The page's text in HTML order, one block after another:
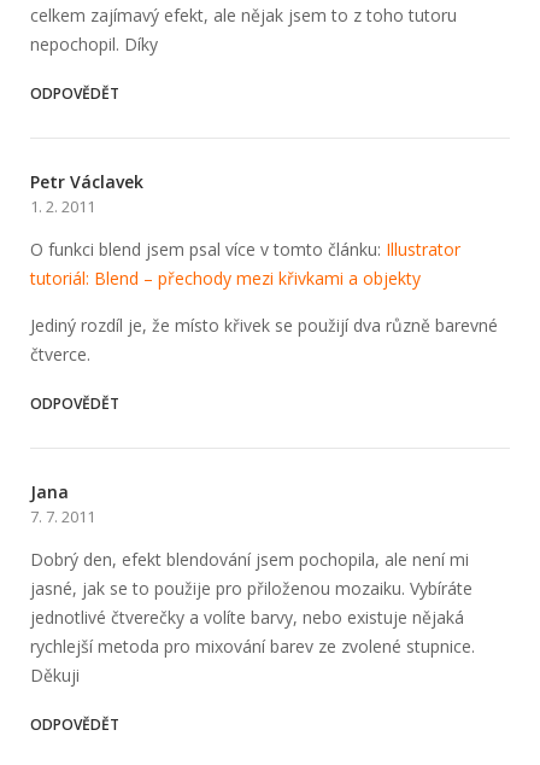
celkem zajímavý efekt, ale nějak jsem to z toho tutoru
nepochopil. Díky
ODPOVĚDĚT
Petr Václavek
1. 2. 2011
O funkci blend jsem psal více v tomto článku: Illustrator
tutoriál: Blend – přechody mezi křivkami a objekty
Jediný rozdíl je, že místo křivek se použijí dva různě barevné
čtverce.
ODPOVĚDĚT
Jana
7. 7. 2011
Dobrý den, efekt blendování jsem pochopila, ale není mi
jasné, jak se to použije pro přiloženou mozaiku. Vybíráte
jednotlivé čtverečky a volíte barvy, nebo existuje nějaká
rychlejší metoda pro mixování barev ze zvolené stupnice.
Děkuji
ODPOVĚDĚT